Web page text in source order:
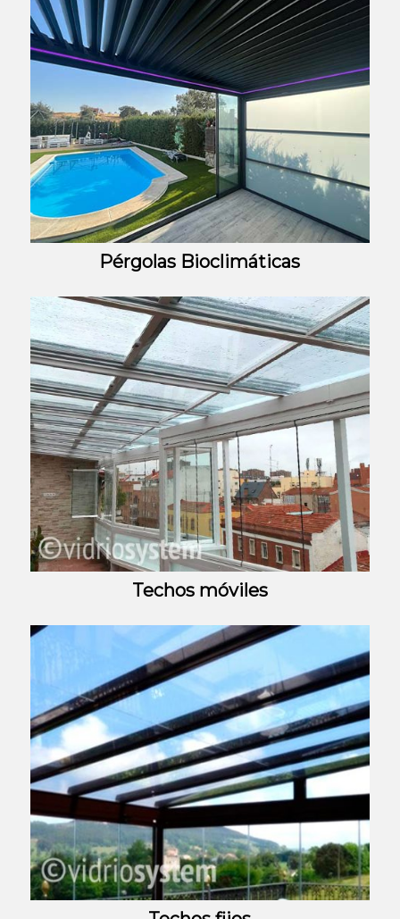
Pérgolas Bioclimáticas
Techos móviles